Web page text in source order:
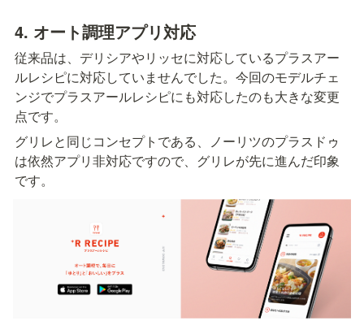
4. オート調理アプリ対応
従来品は、デリシアやリッセに対応しているプラスアー
ルレシピに対応していませんでした。今回のモデルチェ
ンジでプラスアールレシピにも対応したのも大きな変更
点です。
グリレと同じコンセプトである、ノーリツのプラスドゥ
は依然アプリ非対応ですので、グリレが先に進んだ印象
です。